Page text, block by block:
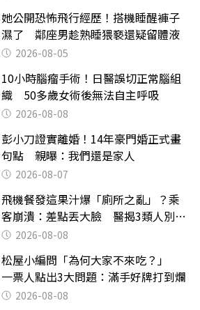
她公開恐怖飛行經歷！搭機睡醒褲子
濕了 鄰座男趁熟睡猥褻還疑留體液
2026-08-05
10小時腦瘤手術！日醫誤切正常腦組
織 50多歲女術後無法自主呼吸
2026-08-08
彭小刀證實離婚！14年豪門婚正式畫
句點 親曝：我們還是家人
2026-08-07
飛機餐發這果汁爆「廁所之亂」？乘
客崩潰：差點丟大臉 醫揭3類人別亂
喝 2026-08-08
松屋小編問「為何大家不來吃？」
一票人點出3大問題：滿手好牌打到爛
2026-08-08